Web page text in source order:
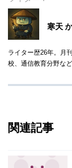
寒天
ライター歴26年。月
校、通信教育分野な
関連記事